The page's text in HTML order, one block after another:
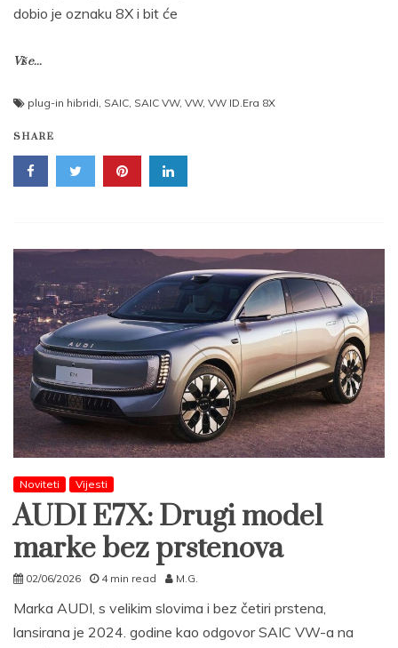
dobio je oznaku 8X i bit će
Više...
plug-in hibridi, SAIC, SAIC VW, VW, VW ID.Era 8X
SHARE
Noviteti Vijesti
AUDI E7X: Drugi model
marke bez prstenova
02/06/2026 4 min read M.G.
Marka AUDI, s velikim slovima i bez četiri prstena,
lansirana je 2024. godine kao odgovor SAIC VW-a na